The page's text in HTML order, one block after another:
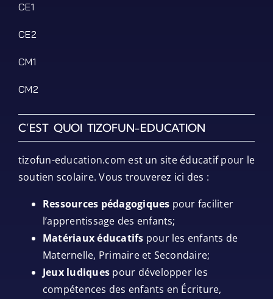
CE1
CE2
CM1
CM2
C’EST QUOI TIZOFUN-EDUCATION
tizofun-education.com est un site éducatif pour le
soutien scolaire. Vous trouverez ici des :
Ressources pédagogiques pour faciliter
l’apprentissage des enfants;
Matériaux éducatifs pour les enfants de
Maternelle, Primaire et Secondaire;
Jeux ludiques pour développer les
compétences des enfants en Écriture,